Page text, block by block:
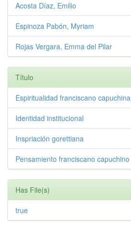
Acosta Díaz, Emilio
Espinoza Pabón, Myriam
Rojas Vergara, Emma del Pilar
Título
Espiritualidad franciscano capuchina
Identidad institucional
Inspriación gorettiana
Pensamiento franciscano capuchino
Has File(s)
true